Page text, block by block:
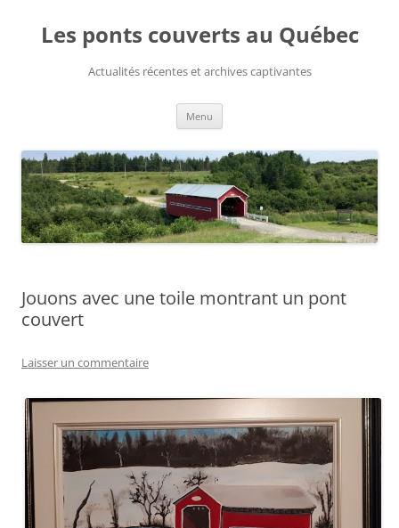
contenu
Les ponts couverts au Québec
Actualités récentes et archives captivantes
Menu
Jouons avec une toile montrant un pont
couvert
Laisser un commentaire